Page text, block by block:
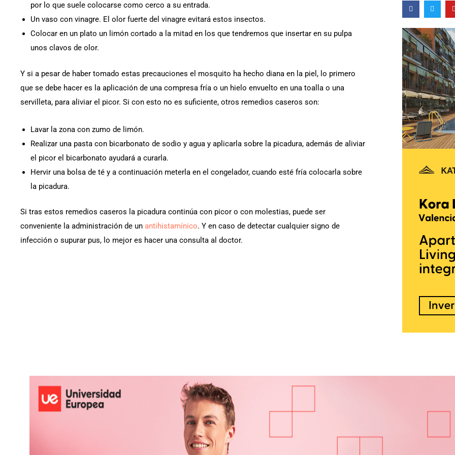
por lo que suele colocarse como cerco a su entrada.
Un vaso con vinagre. El olor fuerte del vinagre evitará estos insectos.
Colocar en un plato un limón cortado a la mitad en los que tendremos que insertar en su pulpa
unos clavos de olor.
Y si a pesar de haber tomado estas precauciones el mosquito ha hecho diana en la piel, lo primero
que se debe hacer es la aplicación de una compresa fría o un hielo envuelto en una toalla o una
servilleta, para aliviar el picor. Si con esto no es suficiente, otros remedios caseros son:
Lavar la zona con zumo de limón.
Realizar una pasta con bicarbonato de sodio y agua y aplicarla sobre la picadura, además de aliviar
el picor el bicarbonato ayudará a curarla.
Hervir una bolsa de té y a continuación meterla en el congelador, cuando esté fría colocarla sobre
la picadura.
Si tras estos remedios caseros la picadura continúa con picor o con molestias, puede ser
conveniente la administración de un antihistamínico. Y en caso de detectar cualquier signo de
infección o supurar pus, lo mejor es hacer una consulta al doctor.
F
a
c
b
o
o
k
-
f
T
w
i
t
e
r
o
b